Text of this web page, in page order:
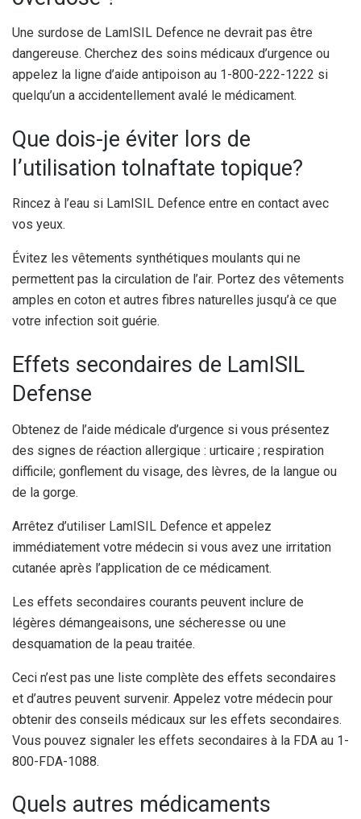
Une surdose de LamISIL Defence ne devrait pas être
dangereuse. Cherchez des soins médicaux d’urgence ou
appelez la ligne d’aide antipoison au 1-800-222-1222 si
quelqu’un a accidentellement avalé le médicament.
Que dois-je éviter lors de
l’utilisation tolnaftate topique?
Rincez à l’eau si LamISIL Defence entre en contact avec
vos yeux.
Évitez les vêtements synthétiques moulants qui ne
permettent pas la circulation de l’air. Portez des vêtements
amples en coton et autres fibres naturelles jusqu’à ce que
votre infection soit guérie.
Effets secondaires de LamISIL
Defense
Obtenez de l’aide médicale d’urgence si vous présentez
des signes de réaction allergique : urticaire ; respiration
difficile; gonflement du visage, des lèvres, de la langue ou
de la gorge.
Arrêtez d’utiliser LamISIL Defence et appelez
immédiatement votre médecin si vous avez une irritation
cutanée après l’application de ce médicament.
Les effets secondaires courants peuvent inclure de
légères démangeaisons, une sécheresse ou une
desquamation de la peau traitée.
Ceci n’est pas une liste complète des effets secondaires
et d’autres peuvent survenir. Appelez votre médecin pour
obtenir des conseils médicaux sur les effets secondaires.
Vous pouvez signaler les effets secondaires à la FDA au 1-
800-FDA-1088.
Quels autres médicaments